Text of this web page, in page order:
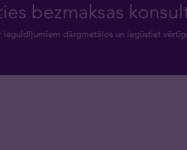
bezmaksas
ieguldījumiem dārgmetālos un iegūstiet